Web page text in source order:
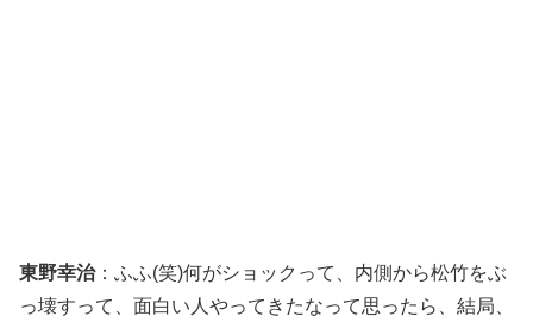
東野幸治：ふふ(笑)何がショックって、内側から松竹をぶ
っ壊すって、面白い人やってきたなって思ったら、結局、